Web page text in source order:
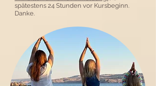
spätestens 24 Stunden vor Kursbeginn.
Danke.